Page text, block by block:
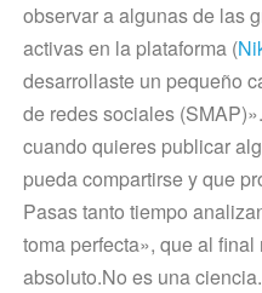
observar a algunas de las
activas en la plataforma (
desarrollaste un pequeño
de redes sociales
cuando quieres publicar
pueda compartirse y que
Pasas tanto tiempo
toma perfecta», que al
absoluto.No es una